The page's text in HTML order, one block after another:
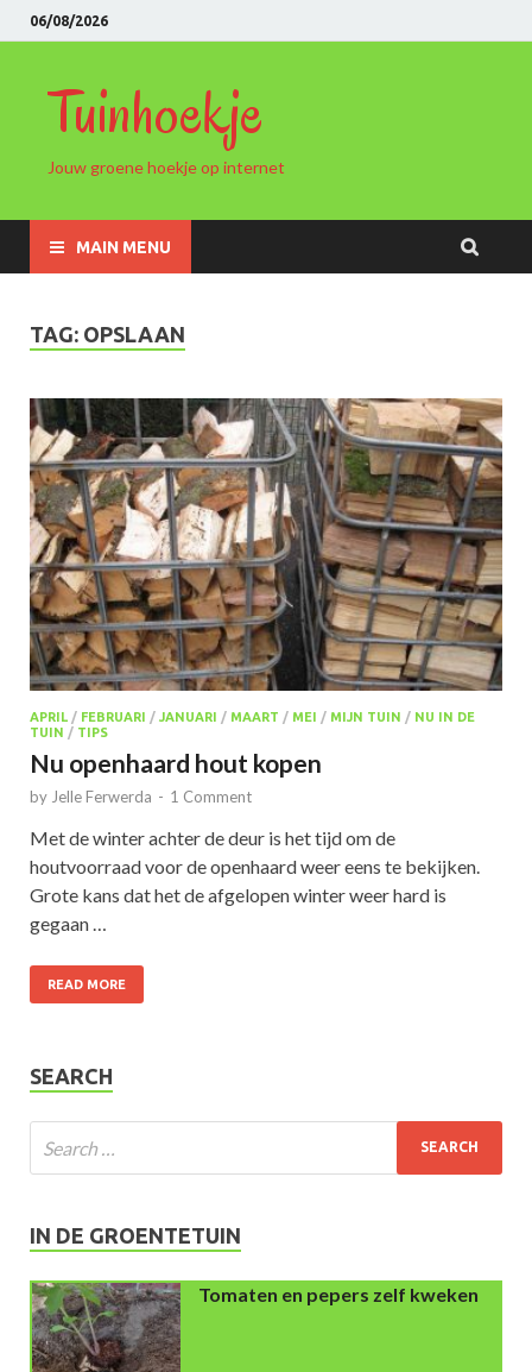
06/08/2026
Tuinhoekje
Jouw groene hoekje op internet
MAIN MENU
TAG: OPSLAAN
APRIL / FEBRUARI / JANUARI / MAART / MEI / MIJN TUIN / NU IN DE
TUIN / TIPS
Nu openhaard hout kopen
by Jelle Ferwerda - 1 Comment
Met de winter achter de deur is het tijd om de
houtvoorraad voor de openhaard weer eens te bekijken.
Grote kans dat het de afgelopen winter weer hard is
gegaan …
READ MORE
SEARCH
IN DE GROENTETUIN
Tomaten en pepers zelf kweken